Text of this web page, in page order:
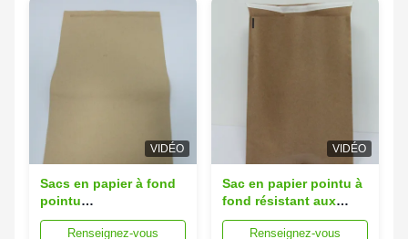
VIDÉO
Sacs en papier à fond
pointu
personnalisables
10x15 cm Logo de
Renseignez-vous
VIDÉO
Sac en papier pointu à
fond résistant aux
déchirures 25x35cm
Renseignez-vous